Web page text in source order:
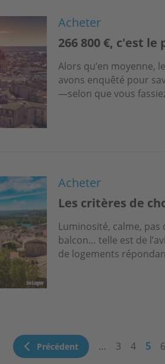
Acheter
266 800 €, c'est
Alors qu’en moyenne,
avons enquêté pour
—selon que vous
Acheter
Les critères de
Luminosité, calme,
balcon… telle est de
de logements
Pagination
Page
précédente
Précédent … Page
3 Page
4 Page
5 6